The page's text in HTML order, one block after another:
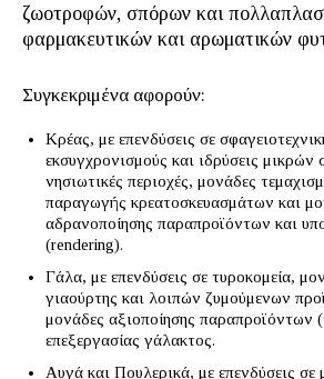
ζωοτροφών, σπόρων και
φαρμακευτικών και αρωματικών
Συγκεκριμένα αφορούν:
Κρέας, με επενδύσεις σε
εκσυγχρονισμούς και ιδρύσεις μικρών
νησιωτικές περιοχές, μονάδες
παραγωγής κρεατοσκευασμάτων και
αδρανοποίησης παραπροϊόντων και
(rendering).
Γάλα, με επενδύσεις σε τυροκομεία,
γιαούρτης και λοιπών ζυμούμενων
μονάδες αξιοποίησης παραπροϊόντων
επεξεργασίας γάλακτος.
Αυγά και Πουλερικά, με επενδύσεις σε